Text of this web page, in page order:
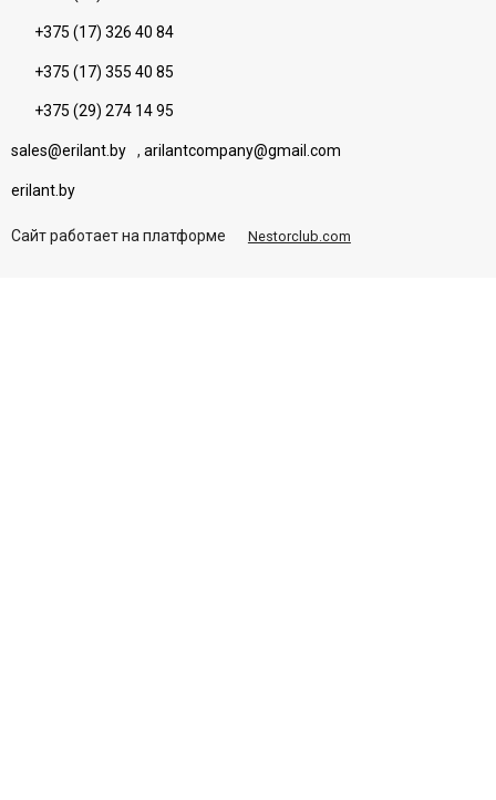
+375 (17) 326 40 84
+375 (17) 355 40 85
+375 (29) 274 14 95
sales@erilant.by , arilantcompany@gmail.com
erilant.by
Сайт работает на платформе Nestorclub.com